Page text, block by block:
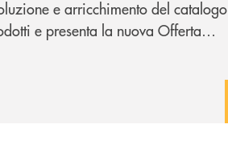
e arricchimento del catalogo
e presenta la nuova Offerta